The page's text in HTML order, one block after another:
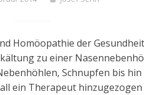
Homöopathie der
zu einer
Schnupfen bis
ein Therapeut